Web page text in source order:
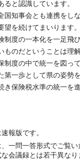
と認識しています。
国知事会とも連携をし
を続けてまいります。
制度の一本化を一足飛
ものだということは理
制度の中で統一を図っ
第一歩として県の姿勢
き保険税水準の統一を
報版です。
、一問一答形式でご覧
会議録とは若干異なり